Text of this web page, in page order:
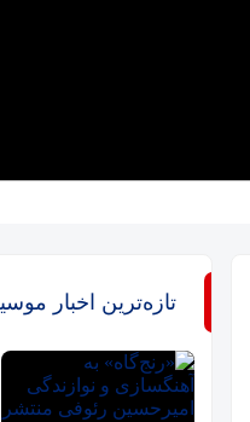
تازه‌ترین اخبار